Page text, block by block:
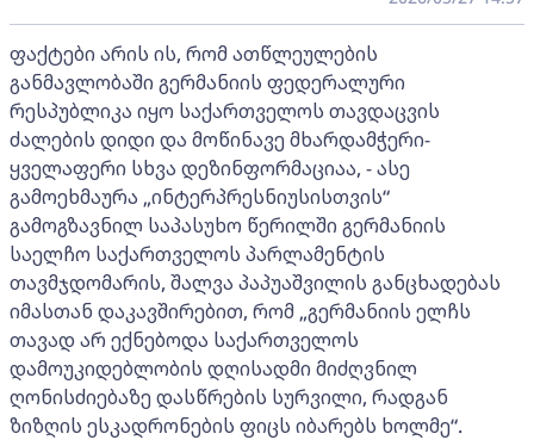
ფაქტები არის ის, რომ ათწლეულების
განმავლობაში გერმანიის ფედერალური
რესპუბლიკა იყო საქართველოს თავდაცვის
ძალების დიდი და მოწინავე მხარდამჭერი-
ყველაფერი სხვა დეზინფორმაციაა, - ასე
გამოეხმაურა „ინტერპრესნიუსისთვის“
გამოგზავნილ საპასუხო წერილში გერმანიის
საელჩო საქართველოს პარლამენტის
თავმჯდომარის, შალვა პაპუაშვილის განცხადებას
იმასთან დაკავშირებით, რომ „გერმანიის ელჩს
თავად არ ექნებოდა საქართველოს
დამოუკიდებლობის დღისადმი მიძღვნილ
ღონისძიებაზე დასწრების სურვილი, რადგან
ზიზღის ესკადრონების ფიცს იბარებს ხოლმე“.